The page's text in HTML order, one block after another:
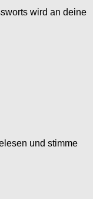
wird an deine
und stimme